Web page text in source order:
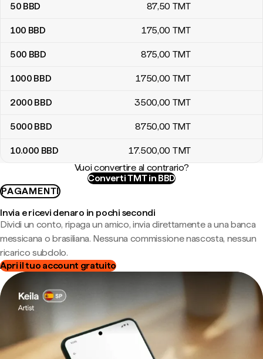
50 BBD 87,50 TMT
100 BBD 175,00 TMT
500 BBD 875,00 TMT
1000 BBD 1750,00 TMT
2000 BBD 3500,00 TMT
5000 BBD 8750,00 TMT
10.000 BBD 17.500,00 TMT
Vuoi convertire al contrario?
Converti TMT in BBD
PAGAMENTI
Invia e ricevi denaro in pochi secondi
Dividi un conto, ripaga un amico, invia direttamente a una banca
messicana o brasiliana. Nessuna commissione nascosta, nessun
ricarico subdolo.
Apri il tuo account gratuito